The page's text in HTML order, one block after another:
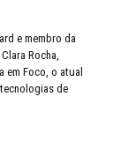
e membro da
Rocha,
em Foco, o atual
de